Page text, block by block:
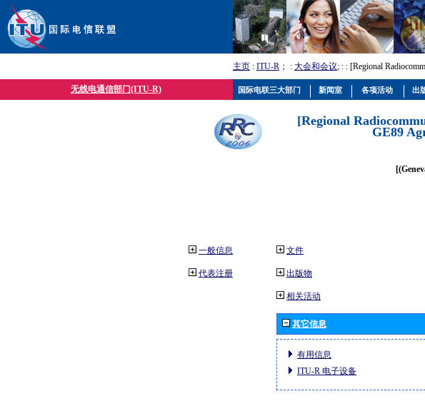
主页 : ITU-R ； : 大会和会议; : : [Regional
无线电通信部门(ITU-R)
[Regional
GE89
一般信息
代表注册
文件
出版物
相关活动
其它信息
有用信息
ITU-R 电子设备
国际电联三大部门 新闻室 各项活动 出